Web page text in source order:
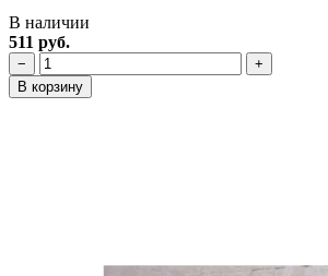
В наличии
511 руб.
−
+
В корзину